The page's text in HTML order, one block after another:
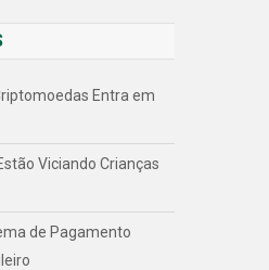
Entra em
Viciando Crianças
de Pagamento